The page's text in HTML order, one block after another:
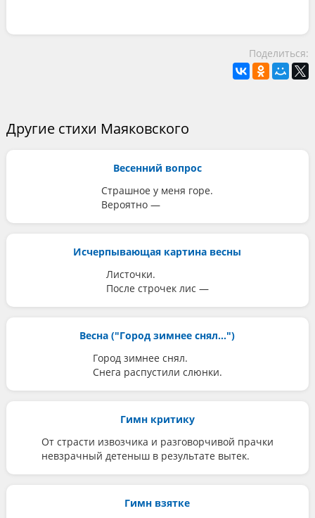
Поделиться:
Другие стихи Маяковского
Весенний вопрос
Страшное у меня горе.
Вероятно —
Исчерпывающая картина весны
Листочки.
После строчек лис —
Весна ("Город зимнее снял...")
Город зимнее снял.
Снега распустили слюнки.
Гимн критику
От страсти извозчика и разговорчивой прачки
невзрачный детеныш в результате вытек.
Гимн взятке